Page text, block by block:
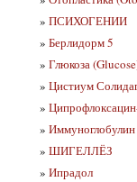
» ПСИХОГЕНИИ
» Берлидорм 5
» Глюкоза
» Цистиум
»
» Иммуноглобулин
» ШИГЕЛЛЁЗ
» Ипрадол